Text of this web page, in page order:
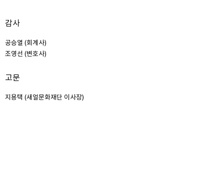
감사
공승열 (회계사)
조영선 (변호사)
고문
지용택 (새얼문화재단 이사장)